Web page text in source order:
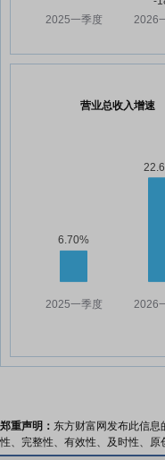
营业总收入增速
郑重声明： 东方财富网发布此信
性、完整性、有效性、及时性、